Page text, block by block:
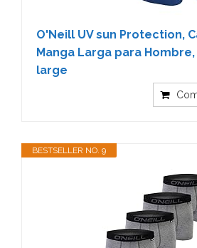
O'Neill UV sun Protection,
Manga Larga para Hombre,
large
BESTSELLER NO. 9